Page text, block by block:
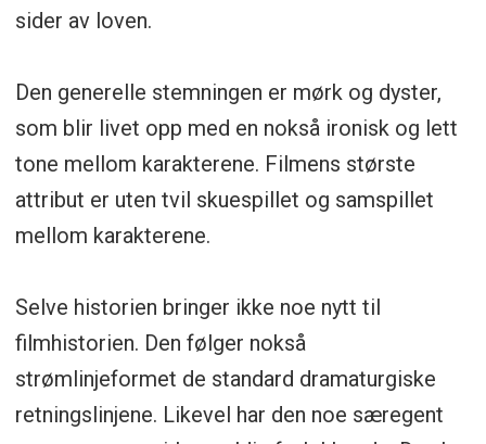
sider av loven.
Den generelle stemningen er mørk og dyster,
som blir livet opp med en nokså ironisk og lett
tone mellom karakterene. Filmens største
attribut er uten tvil skuespillet og samspillet
mellom karakterene.
Selve historien bringer ikke noe nytt til
filmhistorien. Den følger nokså
strømlinjeformet de standard dramaturgiske
retningslinjene. Likevel har den noe særegent